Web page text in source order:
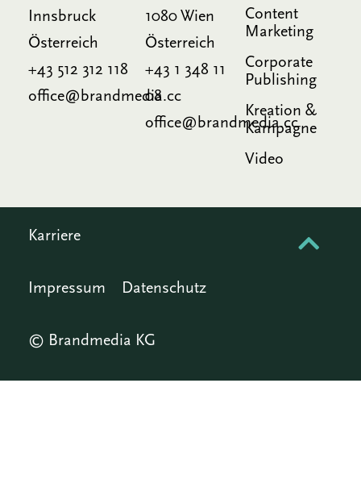
Innsbruck
Österreich
+43 512 312 118
office@brandmedia.cc
1080 Wien
Österreich
+43 1 348 11
08
office@brandmedia.cc
Content
Marketing
Corporate
Publishing
Kreation &
Kampagne
Video
Karriere
Impressum Datenschutz
© Brandmedia KG